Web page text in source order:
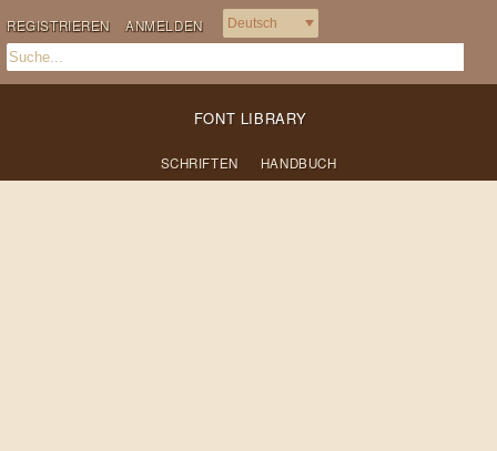
REGISTRIEREN ANMELDEN
FONT LIBRARY
SCHRIFTEN HANDBUCH